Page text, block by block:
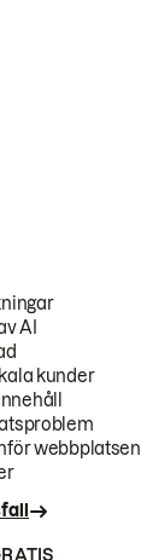
AI
kunder
webbplatsen